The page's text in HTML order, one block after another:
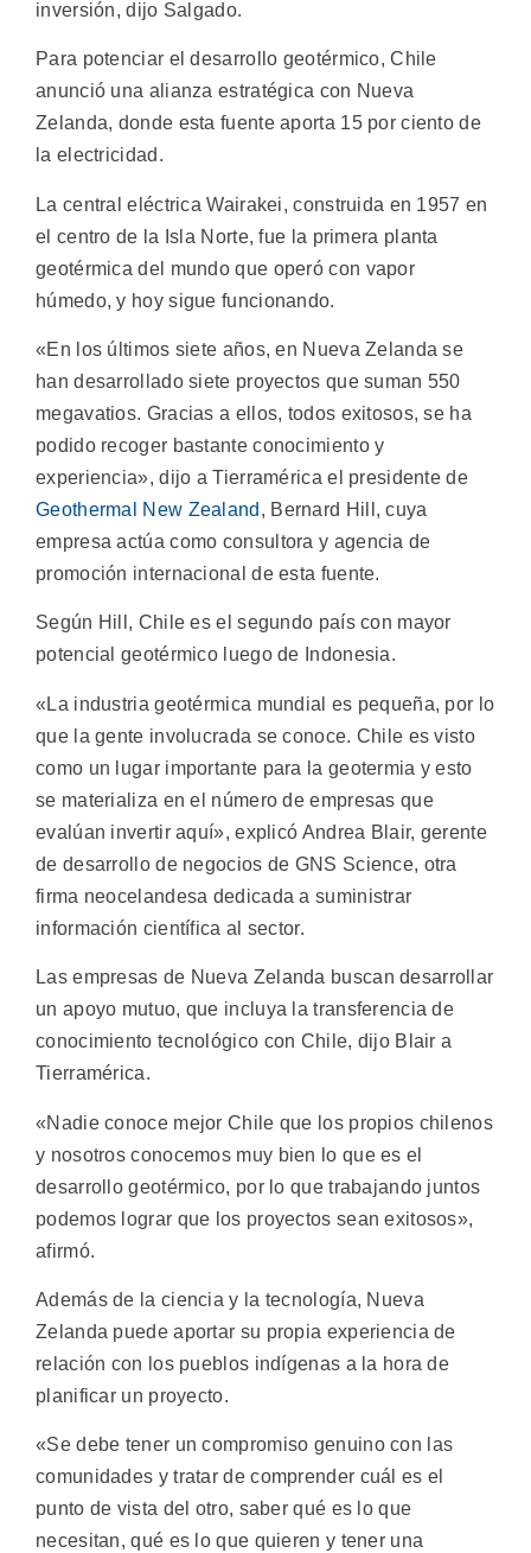
inversión, dijo Salgado.
Para potenciar el desarrollo geotérmico, Chile
anunció una alianza estratégica con Nueva
Zelanda, donde esta fuente aporta 15 por ciento de
la electricidad.
La central eléctrica Wairakei, construida en 1957 en
el centro de la Isla Norte, fue la primera planta
geotérmica del mundo que operó con vapor
húmedo, y hoy sigue funcionando.
«En los últimos siete años, en Nueva Zelanda se
han desarrollado siete proyectos que suman 550
megavatios. Gracias a ellos, todos exitosos, se ha
podido recoger bastante conocimiento y
experiencia», dijo a Tierramérica el presidente de
Geothermal New Zealand , Bernard Hill, cuya
empresa actúa como consultora y agencia de
promoción internacional de esta fuente.
Según Hill, Chile es el segundo país con mayor
potencial geotérmico luego de Indonesia.
«La industria geotérmica mundial es pequeña, por lo
que la gente involucrada se conoce. Chile es visto
como un lugar importante para la geotermia y esto
se materializa en el número de empresas que
evalúan invertir aquí», explicó Andrea Blair, gerente
de desarrollo de negocios de GNS Science, otra
firma neocelandesa dedicada a suministrar
información científica al sector.
Las empresas de Nueva Zelanda buscan desarrollar
un apoyo mutuo, que incluya la transferencia de
conocimiento tecnológico con Chile, dijo Blair a
Tierramérica.
«Nadie conoce mejor Chile que los propios chilenos
y nosotros conocemos muy bien lo que es el
desarrollo geotérmico, por lo que trabajando juntos
podemos lograr que los proyectos sean exitosos»,
afirmó.
Además de la ciencia y la tecnología, Nueva
Zelanda puede aportar su propia experiencia de
relación con los pueblos indígenas a la hora de
planificar un proyecto.
«Se debe tener un compromiso genuino con las
comunidades y tratar de comprender cuál es el
punto de vista del otro, saber qué es lo que
necesitan, qué es lo que quieren y tener una